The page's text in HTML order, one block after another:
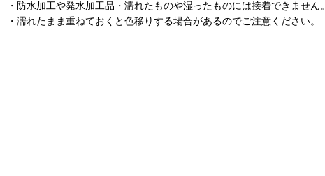
・防水加工や発水加工品・濡れたものや湿ったものには接着できません。
・濡れたまま重ねておくと色移りする場合があるのでご注意ください。